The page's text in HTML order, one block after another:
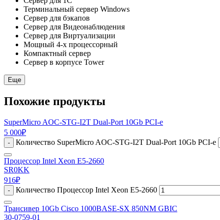
Терминальный сервер Windows
Сервер для бэкапов
Сервер для Видеонаблюдения
Сервер для Виртуализации
Мощный 4-х процессорный
Компактный сервер
Сервер в корпусе Tower
Еще
Похожие продукты
SuperMicro AOC-STG-I2T Dual-Port 10Gb PCI-e
5 000₽
- Количество SuperMicro AOC-STG-I2T Dual-Port 10Gb PCI-e
Процессор Intel Xeon E5-2660
SR0KK
916₽
- Количество Процессор Intel Xeon E5-2660
Трансивер 10Gb Cisco 1000BASE-SX 850NM GBIC
30-0759-01